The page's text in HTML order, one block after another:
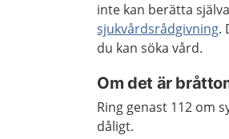
inte kan berätta
sjukvårdsrådgivning.
du kan söka vård.
Om det är
Ring genast 112 om
dåligt.